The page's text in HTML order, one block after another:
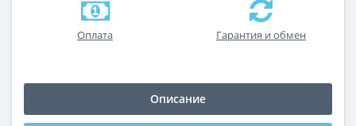
Оплата Гарантия и обмен
Описание